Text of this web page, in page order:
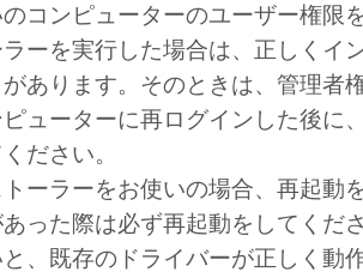
ノンは、お客様が「キヤノン製品
、「キヤノン製品」に直接または
される複数のコンピューター（以
す。）において、「本ソフトウェ
おいては、「本ソフトウェア」を
体上にインストールすること、ま
いて表示すること、アクセスする
のコンピューターのユーザー権限
ラーを実行した場合は、正しくイ
あります。そのときは、管理者
ューターに再ログインした後に
ださい。
トーラーをお使いの場合、再起動
った際は必ず再起動をしてくだ
、既存のドライバーが正しく動